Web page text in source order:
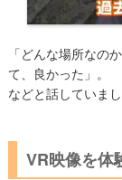
「どんな場所なの
て、良かった」。
などと話していまし
VR映像を​​体